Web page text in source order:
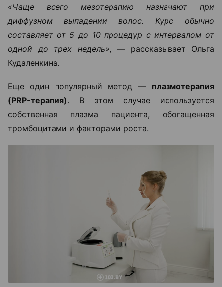
«Чаще всего мезотерапию назначают при
диффузном выпадении волос. Курс обычно
составляет от 5 до 10 процедур с интервалом от
одной до трех недель», — рассказывает Ольга
Кудаленкина.
Еще один популярный метод — плазмотерапия
(PRP-терапия). В этом случае используется
собственная плазма пациента, обогащенная
тромбоцитами и факторами роста.